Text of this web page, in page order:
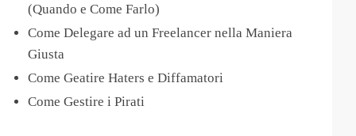
(Quando e Come Farlo)
Come Delegare ad un Freelancer nella Maniera
Giusta
Come Geatire Haters e Diffamatori
Come Gestire i Pirati